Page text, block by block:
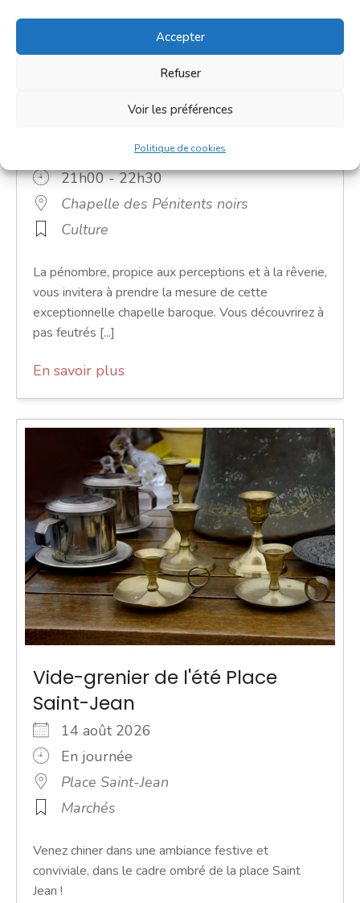
Accepter
Refuser
Voir les préférences
Politique de cookies
Visite nocturne de la chapelle
des Pénitents Noirs
13 août 2026
21h00 - 22h30
Chapelle des Pénitents noirs
Culture
La pénombre, propice aux perceptions et à la rêverie,
vous invitera à prendre la mesure de cette
exceptionnelle chapelle baroque. Vous découvrirez à
pas feutrés [...]
En savoir plus
Vide-grenier de l'été Place
Saint-Jean
14 août 2026
En journée
Place Saint-Jean
Marchés
Venez chiner dans une ambiance festive et
conviviale, dans le cadre ombré de la place Saint
Jean !